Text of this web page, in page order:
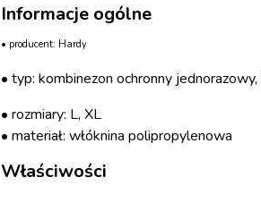
Informacje ogólne
• producent: Hardy
• typ: kombinezon ochronny
• rozmiary: L, XL
• materiał: włóknina polipropylenowa
Właściwości